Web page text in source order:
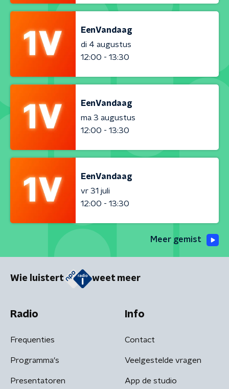
EenVandaag
di 4 augustus
12:00 - 13:30
EenVandaag
ma 3 augustus
12:00 - 13:30
EenVandaag
vr 31 juli
12:00 - 13:30
Meer gemist
Wie luistert weet meer
Radio
Frequenties
Programma's
Presentatoren
Info
Contact
Veelgestelde vragen
App de studio